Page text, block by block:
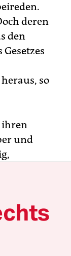
deren
den
so
ihren
und
für